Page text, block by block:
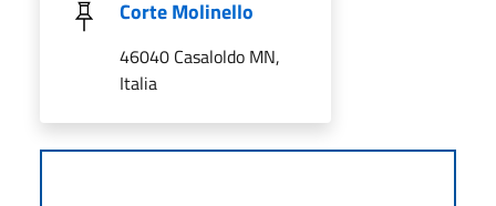
Corte Molinello
46040 Casaloldo MN,
Italia